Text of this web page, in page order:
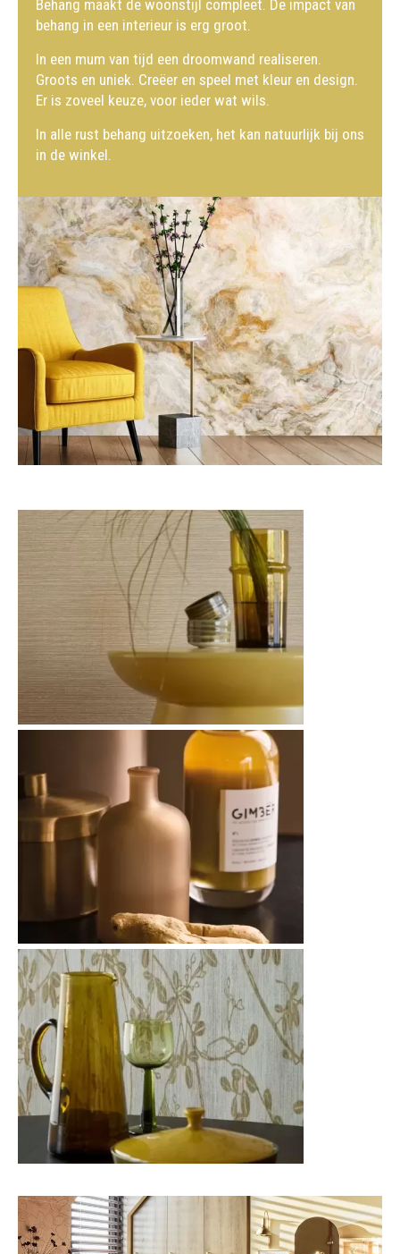
Behang maakt de woonstijl compleet. De impact van
behang in een interieur is erg groot.
In een mum van tijd een droomwand realiseren.
Groots en uniek. Creëer en speel met kleur en design.
Er is zoveel keuze, voor ieder wat wils.
In alle rust behang uitzoeken, het kan natuurlijk bij ons
in de winkel.